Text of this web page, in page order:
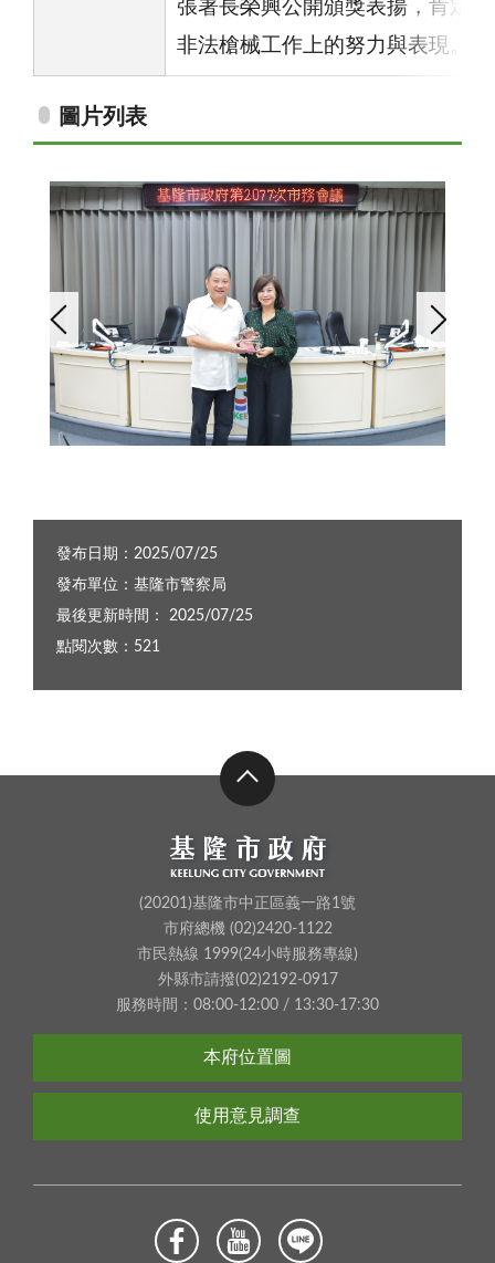
張署長榮興公開頒獎表揚，肯定
非法槍械工作上的努力與表現。
圖片列表
發布日期：2025/07/25
發布單位：基隆市警察局
最後更新時間： 2025/07/25
點閱次數：521
(20201)基隆市中正區義一路1號
市府總機 (02)2420-1122
市民熱線 1999(24小時服務專線)
外縣市請撥(02)2192-0917
服務時間：08:00-12:00 / 13:30-17:30
本府位置圖
使用意見調查